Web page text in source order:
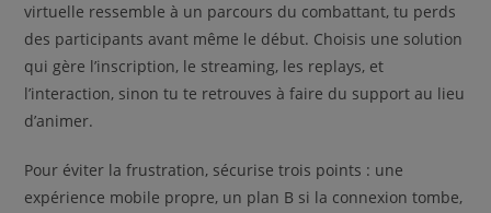
virtuelle ressemble à un parcours du combattant, tu perds
des participants avant même le début. Choisis une solution
qui gère l’inscription, le streaming, les replays, et
l’interaction, sinon tu te retrouves à faire du support au lieu
d’animer.
Pour éviter la frustration, sécurise trois points : une
expérience mobile propre, un plan B si la connexion tombe,